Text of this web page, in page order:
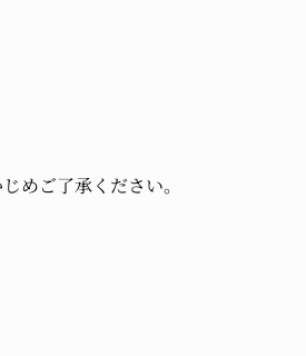
めご了承ください。